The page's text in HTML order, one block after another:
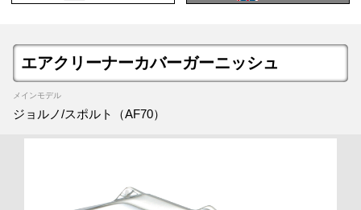
エアクリーナーカバーガーニッシュ
メインモデル
ジョルノ/スポルト（AF70）